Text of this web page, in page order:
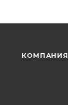
КОМПАНИЯ